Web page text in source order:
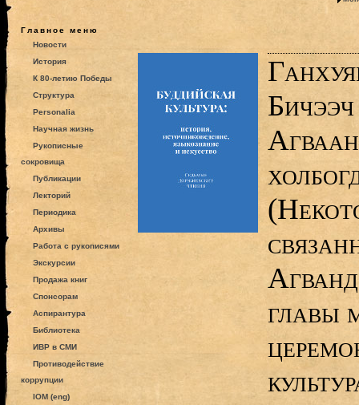
Главное меню
Новости
История
К 80-летию Победы
Структура
Personalia
Научная жизнь
Рукописные
сокровища
Публикации
Лекторий
Периодика
Архивы
Работа с рукописями
Экскурсии
Продажа книг
Спонсорам
Аспирантура
Библиотека
ИВР в СМИ
Противодействие
коррупции
IOM (eng)
главы